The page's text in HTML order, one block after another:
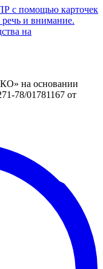
с помощью карточек
речь и внимание.
на
на основании
78/01781167 от